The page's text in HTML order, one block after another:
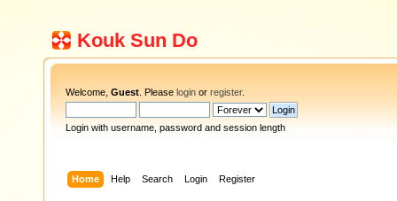
Kouk Sun Do
Welcome, Guest . Please login or register.
Login with username, password and session length
Home Help Search Login Register